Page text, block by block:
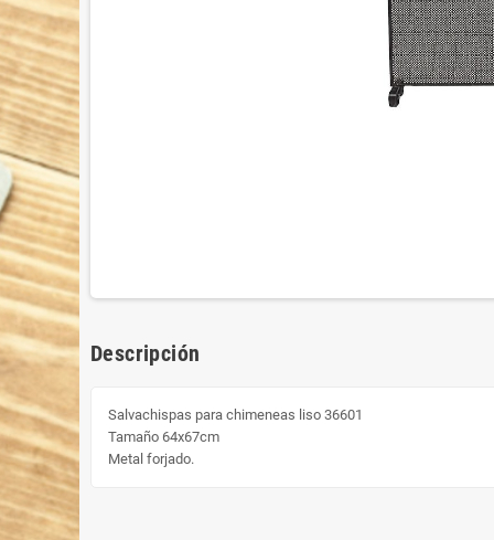
Descripción
Salvachispas para chimeneas liso 36601
Tamaño 64x67cm
Metal forjado.